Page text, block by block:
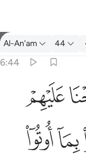
Tafsir: Al-An'am 6:44
Al-An'am 44
6:44
فاذا هم مبلسون ٤٤
هُم مُّبْلِسُونَ ٤٤
ﳍ
ﳔﳕ